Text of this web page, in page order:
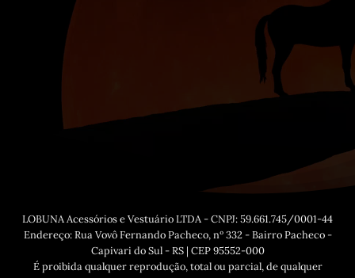
LOBUNA Acessórios e Vestuário LTDA - CNPJ: 59.661.745/0001-44
Endereço: Rua Vovô Fernando Pacheco, nº 332 - Bairro Pacheco -
Capivari do Sul - RS | CEP 95552-000
É proibida qualquer reprodução, total ou parcial, de qualquer